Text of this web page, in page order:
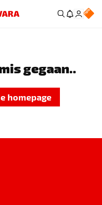
gegaan..
homepage